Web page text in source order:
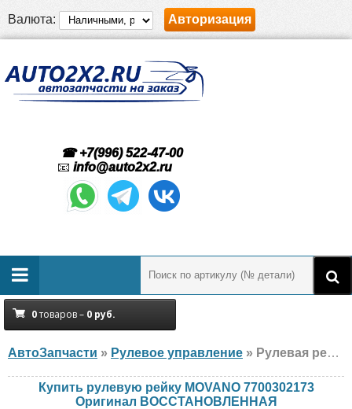
Валюта: Авторизация
☎ +7(996) 522-47-00
📧 info@auto2x2.ru
0товаров – 0 руб.
АвтоЗапчасти » Рулевое управление » Рулевая рейка Оригинал MOVANO 7700302173 Opel, ВОССТАНОВЛЕННАЯ
Купить рулевую рейку MOVANO 7700302173
Оригинал ВОССТАНОВЛЕННАЯ